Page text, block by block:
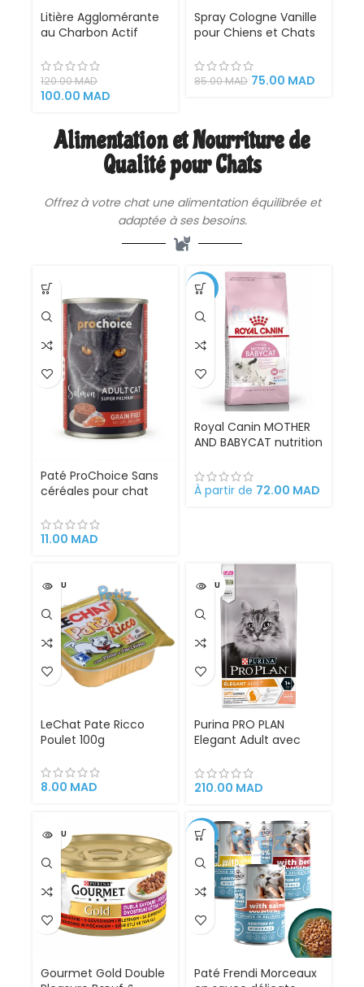
Litière Agglomérante
au Charbon Actif
Ultra Absorbante, Anti-
Odeurs, 10 Litres
120.00MAD
100.00 MAD
Spray Cologne Vanille
pour Chiens et Chats
85.00MAD 75.00 MAD
Alimentation et Nourriture de
Qualité pour Chats
Offrez à votre chat une alimentationéquilibrée et
adaptée à ses besoins.
Paté ProChoice Sans
céréales pour chat
400g
11.00 MAD
-11%
Royal Canin MOTHER
AND BABYCAT nutrition
et ses chatons
Croquettes pour
À partir de 72.00 MAD
VENDU
LeChat Pate Ricco
Poulet 100g
8.00 MAD
VENDU
Purina PRO PLAN
Elegant Adult avec
Croquettes Riche en
Saumon 1.5 kg
210.00 MAD
VENDU
Gourmet Gold Double
-21%
Paté Frendi Morceaux